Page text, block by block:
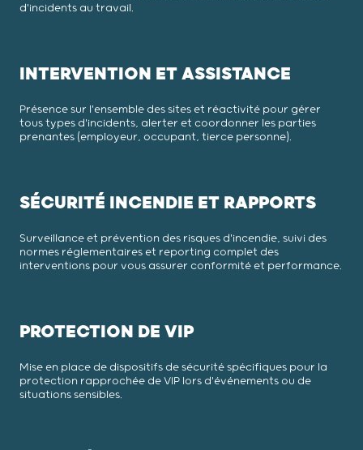
d'incidents au travail.
INTERVENTION ET ASSISTANCE
Présence sur l'ensemble des sites et réactivité pour gérer
tous types d'incidents, alerter et coordonner les parties
prenantes (employeur, occupant, tierce personne).
SÉCURITÉ INCENDIE ET RAPPORTS
Surveillance et prévention des risques d'incendie, suivi des
normes réglementaires et reporting complet des
interventions pour vous assurer conformité et performance.
PROTECTION DE VIP
Mise en place de dispositifs de sécurité spécifiques pour la
protection rapprochée de VIP lors d'événements ou de
situations sensibles.